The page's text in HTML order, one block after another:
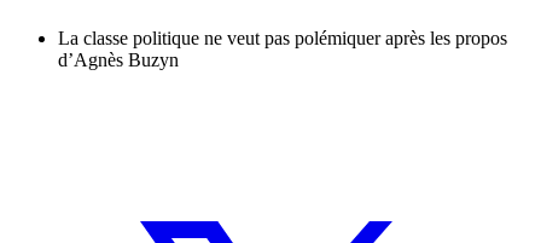
La classe politique ne veut pas polémiquer après les propos
d’Agnès Buzyn